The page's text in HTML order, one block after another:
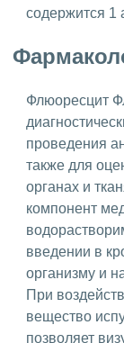
содержится 1
Флюоресцит
проведения
также для
органах и
компонент
введении в
организму и
При
вещество
позволяет